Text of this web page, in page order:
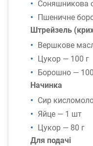
Соняшникова
Пшеничне
Штрейзель
Вершкове
Цукор — 100 г
Борошно —
Начинка
Сир
Яйце — 1 шт
Цукор — 80 г
Для подачі